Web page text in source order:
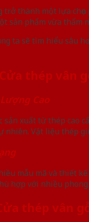
trở thành một lựa
sản phẩm vừa thẩm
ta sẽ tìm hiểu sâu
thép vân
Cao
sản xuất từ thép cao
Vật liệu thép
mẫu mã và thiết
hợp với nhiều
thép vân